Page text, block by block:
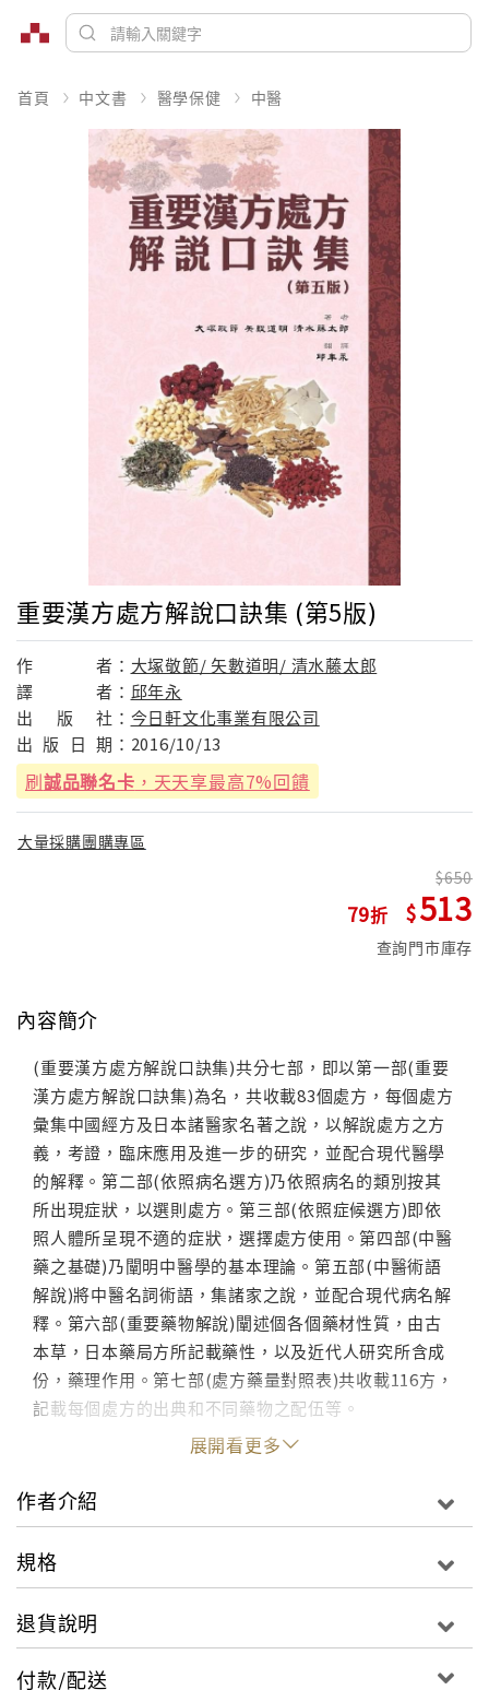
首頁 中文書 醫學保健 中醫
重要漢方處方解說口訣集 (第5版)
作 者： 大塚敬節/ 矢數道明/ 清水藤太郎
譯
者： 邱年永
出
版 社： 今日軒文化事業有限公司
出 版 日 期： 2016/10/13
刷誠品聯名卡 ，天天享最高7%回饋
大量採購團購專區
79
650
513
查詢門市庫存
內容簡介
(重要漢方處方解說口訣集)共分七部，即以第一部(重要
漢方處方解說口訣集)為名，共收載83個處方，每個處方
彙集中國經方及日本諸醫家名著之說，以解說處方之方
義，考證，臨床應用及進一步的研究，並配合現代醫學
的解釋。第二部(依照病名選方)乃依照病名的類別按其
所出現症狀，以選則處方。第三部(依照症候選方)即依
照人體所呈現不適的症狀，選擇處方使用。第四部(中醫
藥之基礎)乃闡明中醫學的基本理論。第五部(中醫術語
解說)將中醫名詞術語，集諸家之說，並配合現代病名解
釋。第六部(重要藥物解說)闡述個各個藥材性質，由古
本草，日本藥局方所記載藥性，以及近代人研究所含成
份，藥理作用。第七部(處方藥量對照表)共收載116方，
記載每個處方的出典和不同藥物之配伍等。
展開看更多
作者介紹
規格
退貨說明
付款/配送